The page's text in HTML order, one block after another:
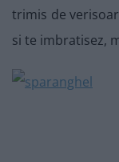
trimis de
si te imbratisez,